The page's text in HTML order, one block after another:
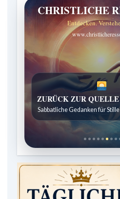
CHRISTLICHE
Entdecken.
ZURÜCK ZUR QUELLE
Sabbatliche Gedanken für